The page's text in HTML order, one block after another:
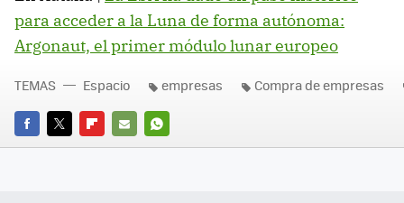
para acceder a la Luna de forma autónoma:
Argonaut, el primer módulo lunar europeo
FACEBOOK
TWITTERFLIPBOARD
E-
WHATSAPP
TEMAS Espacio empresas Compra de empresas